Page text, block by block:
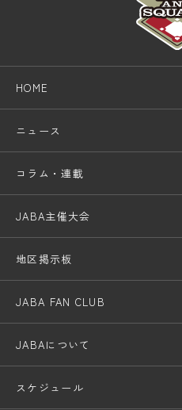
HOME
ニュース
コラム・連載
JABA主催大会
地区掲示板
JABA FAN CLUB
JABAについて
スケジュール